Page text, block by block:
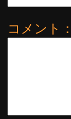
コメン